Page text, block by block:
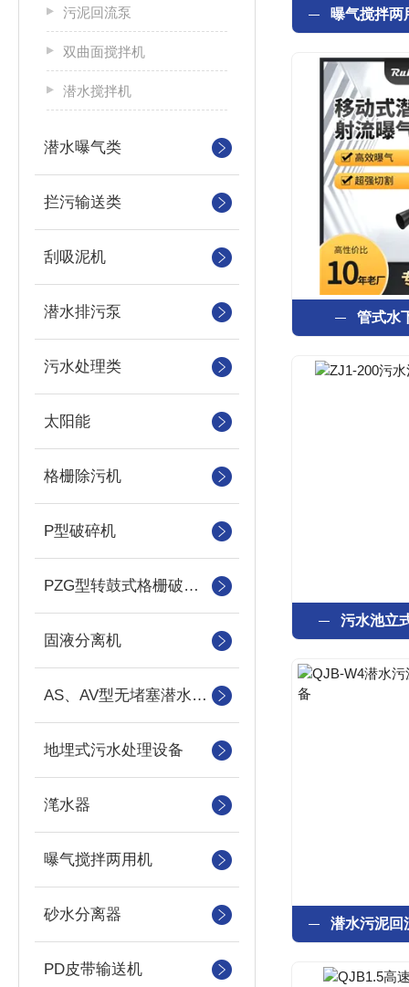
污泥回流泵
双曲面搅拌机
潜水搅拌机
潜水曝气类
拦污输送类
刮吸泥机
潜水排污泵
污水处理类
太阳能
格栅除污机
P型破碎机
PZG型转鼓式格栅破碎机
固液分离机
AS、AV型无堵塞潜水吸砂泵
地埋式污水处理设备
滗水器
曝气搅拌两用机
砂水分离器
PD皮带输送机
管式水
污水池立